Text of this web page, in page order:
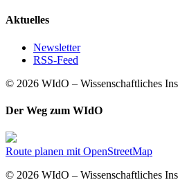
Aktuelles
Newsletter
RSS-Feed
© 2026 WIdO – Wissenschaftliches
Der Weg zum WIdO
Route planen mit OpenStreetMap
© 2026 WIdO – Wissenschaftliches